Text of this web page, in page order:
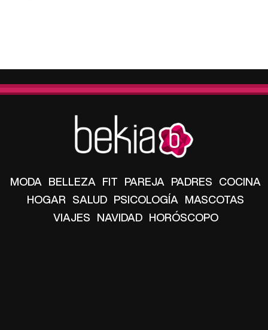
MODA BELLEZA FIT PAREJA PADRES COCINA
HOGAR SALUD PSICOLOGÍA MASCOTAS
VIAJES NAVIDAD HORÓSCOPO